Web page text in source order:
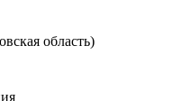
область)